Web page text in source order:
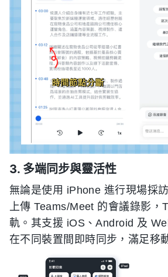
3. 多端同步與靈活性
無論是使用 iPhone 進行現場採
上傳 Teams/Meet 的會議錄影，
軌。其支援 iOS、Android 及
在不同裝置間即時同步，滿足移